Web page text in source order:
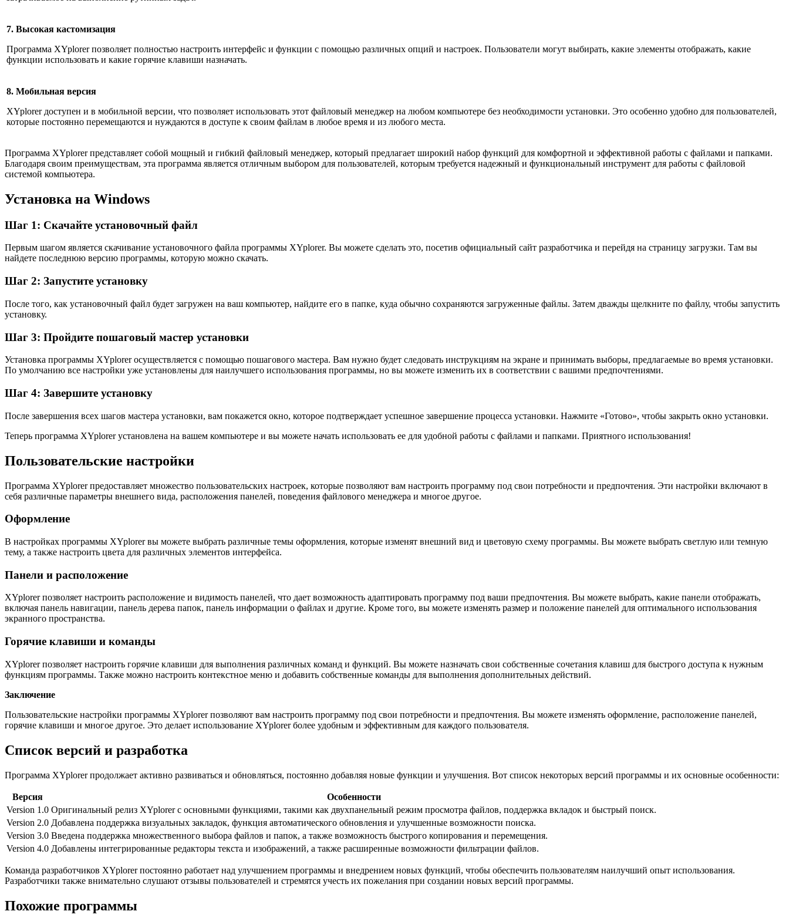
7. Высокая кастомизация
Программа XYplorer позволяет полностью настроить интерфейс и функции с помощью различных опций и настроек. Пользователи могут выбирать, какие элементы отображать, какие
функции использовать и какие горячие клавиши назначать.
8. Мобильная версия
XYplorer доступен и в мобильной версии, что позволяет использовать этот файловый менеджер на любом компьютере без необходимости установки. Это особенно удобно для пользователей,
которые постоянно перемещаются и нуждаются в доступе к своим файлам в любое время и из любого места.
Программа XYplorer представляет собой мощный и гибкий файловый менеджер, который предлагает широкий набор функций для комфортной и эффективной работы с файлами и папками.
Благодаря своим преимуществам, эта программа является отличным выбором для пользователей, которым требуется надежный и функциональный инструмент для работы с файловой
системой компьютера.
Установка на Windows
Шаг 1: Скачайте установочный файл
Первым шагом является скачивание установочного файла программы XYplorer. Вы можете сделать это, посетив официальный сайт разработчика и перейдя на страницу загрузки. Там вы
найдете последнюю версию программы, которую можно скачать.
Шаг 2: Запустите установку
После того, как установочный файл будет загружен на ваш компьютер, найдите его в папке, куда обычно сохраняются загруженные файлы. Затем дважды щелкните по файлу, чтобы запустить
установку.
Шаг 3: Пройдите пошаговый мастер установки
Установка программы XYplorer осуществляется с помощью пошагового мастера. Вам нужно будет следовать инструкциям на экране и принимать выборы, предлагаемые во время установки.
По умолчанию все настройки уже установлены для наилучшего использования программы, но вы можете изменить их в соответствии с вашими предпочтениями.
Шаг 4: Завершите установку
После завершения всех шагов мастера установки, вам покажется окно, которое подтверждает успешное завершение процесса установки. Нажмите «Готово», чтобы закрыть окно установки.
Теперь программа XYplorer установлена на вашем компьютере и вы можете начать использовать ее для удобной работы с файлами и папками. Приятного использования!
Пользовательские настройки
Программа XYplorer предоставляет множество пользовательских настроек, которые позволяют вам настроить программу под свои потребности и предпочтения. Эти настройки включают в
себя различные параметры внешнего вида, расположения панелей, поведения файлового менеджера и многое другое.
Оформление
В настройках программы XYplorer вы можете выбрать различные темы оформления, которые изменят внешний вид и цветовую схему программы. Вы можете выбрать светлую или темную
тему, а также настроить цвета для различных элементов интерфейса.
Панели и расположение
XYplorer позволяет настроить расположение и видимость панелей, что дает возможность адаптировать программу под ваши предпочтения. Вы можете выбрать, какие панели отображать,
включая панель навигации, панель дерева папок, панель информации о файлах и другие. Кроме того, вы можете изменять размер и положение панелей для оптимального использования
экранного пространства.
Горячие клавиши и команды
XYplorer позволяет настроить горячие клавиши для выполнения различных команд и функций. Вы можете назначать свои собственные сочетания клавиш для быстрого доступа к нужным
функциям программы. Также можно настроить контекстное меню и добавить собственные команды для выполнения дополнительных действий.
Заключение
Пользовательские настройки программы XYplorer позволяют вам настроить программу под свои потребности и предпочтения. Вы можете изменять оформление, расположение панелей,
горячие клавиши и многое другое. Это делает использование XYplorer более удобным и эффективным для каждого пользователя.
Список версий и разработка
Программа XYplorer продолжает активно развиваться и обновляться, постоянно добавляя новые функции и улучшения. Вот список некоторых версий программы и их основные особенности:
Версия
Особенности
Version 1.0 Оригинальный релиз XYplorer с основными функциями, такими как двухпанельный режим просмотра файлов, поддержка вкладок и быстрый поиск.
Version 2.0 Добавлена поддержка визуальных закладок, функция автоматического обновления и улучшенные возможности поиска.
Version 3.0 Введена поддержка множественного выбора файлов и папок, а также возможность быстрого копирования и перемещения.
Version 4.0 Добавлены интегрированные редакторы текста и изображений, а также расширенные возможности фильтрации файлов.
Команда разработчиков XYplorer постоянно работает над улучшением программы и внедрением новых функций, чтобы обеспечить пользователям наилучший опыт использования.
Разработчики также внимательно слушают отзывы пользователей и стремятся учесть их пожелания при создании новых версий программы.
Похожие программы